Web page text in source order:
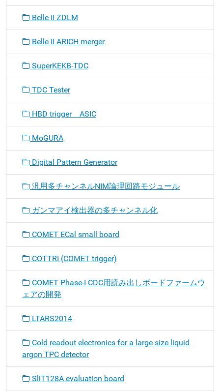
Belle II ZDLM
Belle II ARICH merger
SuperKEKB-TDC
TDC Tester
HBD trigger ASIC
MoGURA
Digital Pattern Generator
汎用多チャンネルNIM論理回路モジュール
ガンマアイ検出器の多チャンネル化
COMET ECal small board
COTTRI (COMET trigger)
COMET Phase-I CDC用読み出しボードファームウ
ェアの開発
LTARS2014
Cold readout electronics for a large size liquid
argon TPC detector
SliT128A evaluation board